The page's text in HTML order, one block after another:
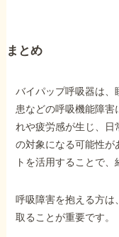
まとめ
バイパップ呼吸器は、
患などの呼吸機能障害
れや疲労感が生じ、日
の対象になる可能性が
トを活用することで、
呼吸障害を抱える方は
取ることが重要です。